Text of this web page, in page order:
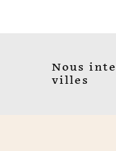
Nous
villes